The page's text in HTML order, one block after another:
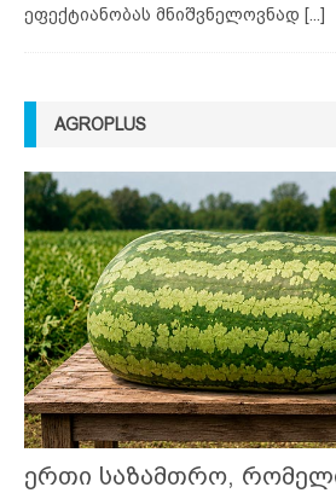
ეფექტიანობას მნიშვნელოვნად [...]
AGROPLUS
ერთი საზამთრო,